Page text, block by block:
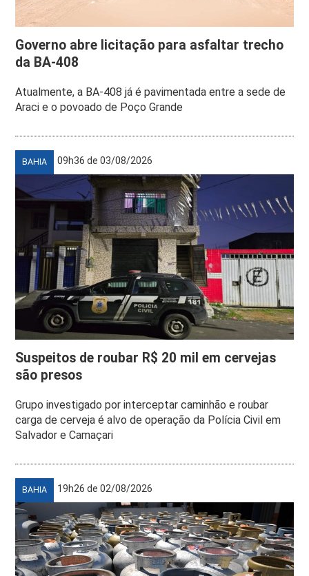
Governo abre licitação para asfaltar trecho
da BA-408
Atualmente, a BA-408 já é pavimentada entre a sede de
Araci e o povoado de Poço Grande
BAHIA 09h36 de 03/08/2026
Suspeitos de roubar R$ 20 mil em cervejas
são presos
Grupo investigado por interceptar caminhão e roubar
carga de cerveja é alvo de operação da Polícia Civil em
Salvador e Camaçari
BAHIA 19h26 de 02/08/2026